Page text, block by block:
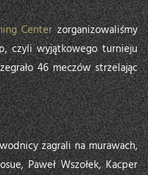
Centerzorganizowaliśmy
czyli wyjątkowego turnieju
46 meczów strzelając
zagrali na murawach,
Paweł Wszołek, Kacper